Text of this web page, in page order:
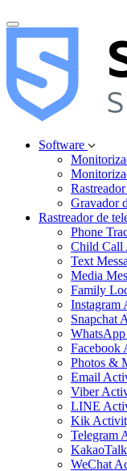
Software
Gravador
Rastreador de
Phone
Child Call
Text
Media
Family
Snapchat
Facebook
Photos &
Email
Viber
LINE
Kik
Telegram
WeChat